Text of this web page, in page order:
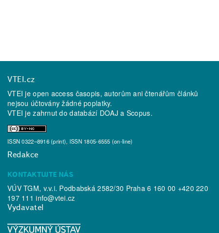
VTEI.cz
VTEI je open access časopis, autorům ani čtenářům článků
nejsou účtovány žádné poplatky.
VTEI je zahrnut do databází DOAJ a Scopus.
ISSN 0322–8916 (print), ISSN 1805-6555 (on-line)
Redakce
KONTAKTUJTE NÁS
VÚV TGM, v.v.i. Podbabská 2582/30 Praha 6 160 00 +420 220
197 111info@vtei.cz
Vydavatel